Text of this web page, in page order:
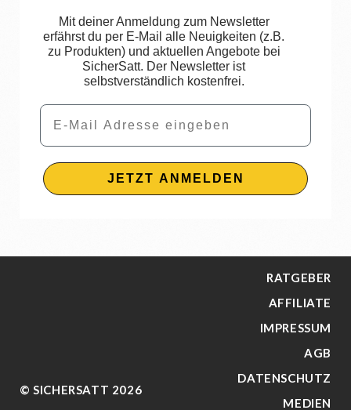
Mit deiner Anmeldung zum Newsletter
erfährst du per E-Mail alle Neuigkeiten (z.B.
zu Produkten) und aktuellen Angebote bei
SicherSatt. Der Newsletter ist
selbstverständlich kostenfrei.
Email
JETZT ANMELDEN
© SICHERSATT 2026
RATGEBER
AFFILIATE
IMPRESSUM
AGB
DATENSCHUTZ
MEDIEN